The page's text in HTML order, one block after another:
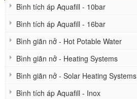
Bình tích áp Aquafill - 10bar
Bình tích áp Aquafill - 16bar
Bình giãn nở - Hot Potable Water
Bình giãn nở - Heating Systems
Bình giãn nở - Solar Heating Systems
Bình tích áp Aquafill - Inox